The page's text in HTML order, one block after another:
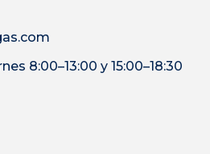
8:00–13:00 y 15:00–18:30